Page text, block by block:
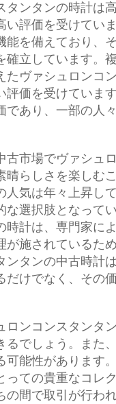
ンタンの時計は
い評価を受けてい
能を備えており、
立しています。
たヴァシュロンコ
価を受けていま
あり、一部の人
古市場でヴァシュ
晴らしさを楽しむ
人気は年々上昇し
な選択肢となって
時計は、専門家に
施されているた
ンタンの中古時計
けでなく、その
ンコンスタンタ
るでしょう。また
能性があります
ての貴重なコレ
間で取引が行わ